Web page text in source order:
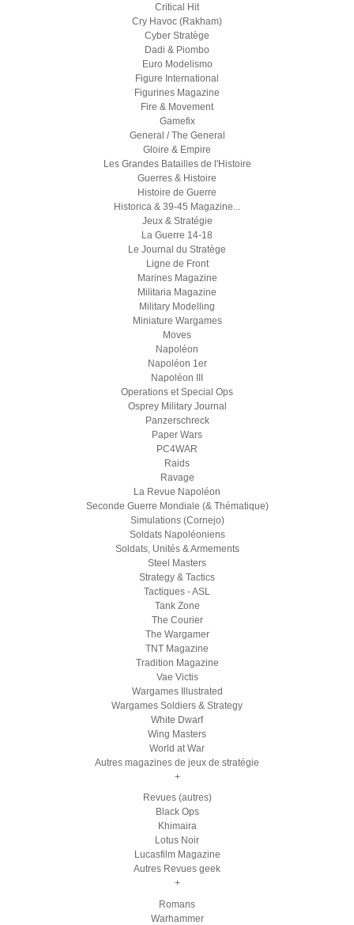
Critical Hit
Cry Havoc (Rakham)
Cyber Stratège
Dadi & Piombo
Euro Modelismo
Figure International
Figurines Magazine
Fire & Movement
Gamefix
General / The General
Gloire & Empire
Les Grandes Batailles de l'Histoire
Guerres & Histoire
Histoire de Guerre
Historica & 39-45 Magazine...
Jeux & Stratégie
La Guerre 14-18
Le Journal du Stratège
Ligne de Front
Marines Magazine
Militaria Magazine
Military Modelling
Miniature Wargames
Moves
Napoléon
Napoléon 1er
Napoléon III
Operations et Special Ops
Osprey Military Journal
Panzerschreck
Paper Wars
PC4WAR
Raids
Ravage
La Revue Napoléon
Seconde Guerre Mondiale (& Thématique)
Simulations (Cornejo)
Soldats Napoléoniens
Soldats, Unités & Armements
Steel Masters
Strategy & Tactics
Tactiques - ASL
Tank Zone
The Courier
The Wargamer
TNT Magazine
Tradition Magazine
Vae Victis
Wargames Illustrated
Wargames Soldiers & Strategy
White Dwarf
Wing Masters
World at War
Autres magazines de jeux de stratégie
+
Revues (autres)
Black Ops
Khimaira
Lotus Noir
Lucasfilm Magazine
Autres Revues geek
+
Romans
Warhammer